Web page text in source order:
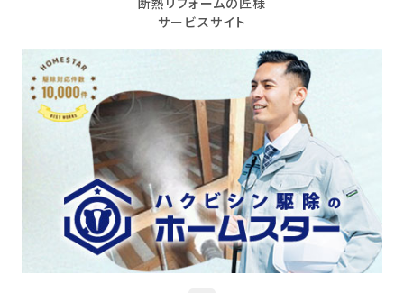
断熱リフォームの匠様
サービスサイト